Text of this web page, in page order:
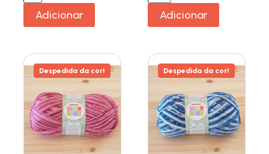
Adicionar Adicionar
Despedida da cor! Despedida da cor!